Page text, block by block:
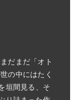
だまだ「オト
の中にはたく
垣間見る、そ